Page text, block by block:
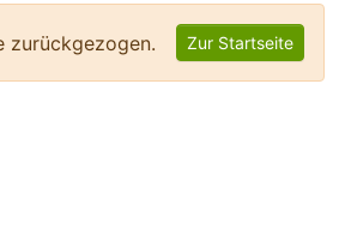
zurückgezogen. Zur Startseite